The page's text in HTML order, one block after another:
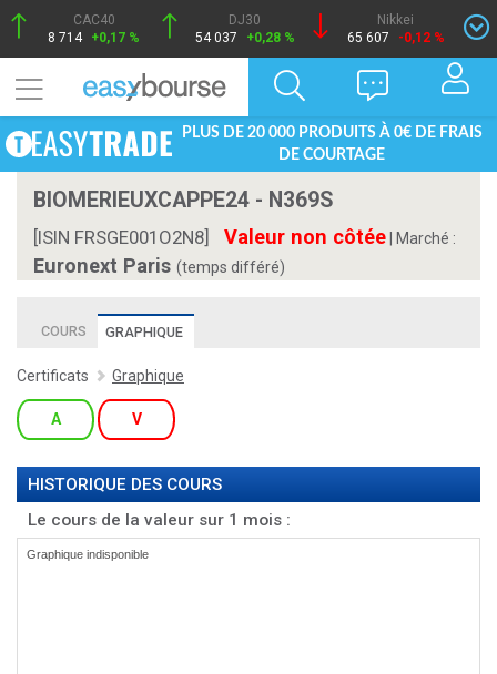
CAC40
8 714 +0,17 %
DJ30
54 037
+0,28 %
Nikkei
65 607
-0,12 %
PLUS DE 20 000 PRODUITS À 0€ DE FRAIS
DE COURTAGE
BIOMERIEUXCAPPE24 - N369S
[ISIN FRSGE001O2N8] Valeur non côtée Marché :
Euronext Paris (temps différé)
COURS GRAPHIQUE
Certificats Graphique
A V
HISTORIQUE DES COURS
Le cours de la valeur sur 1 mois :